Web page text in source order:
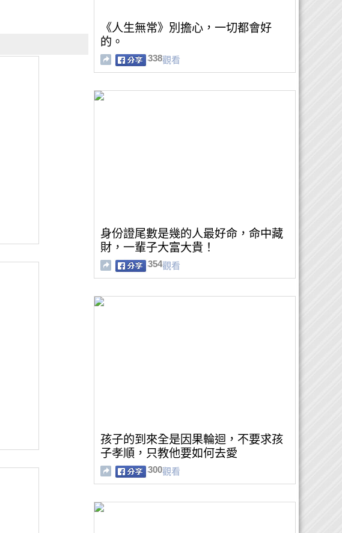
《人生無常》別擔心，一切都會好
的。
338觀看
身份證尾數是幾的人最好命，命中藏
財，一輩子大富大貴！
354觀看
孩子的到來全是因果輪迴，不要求孩
子孝順，只教他要如何去愛
300觀看